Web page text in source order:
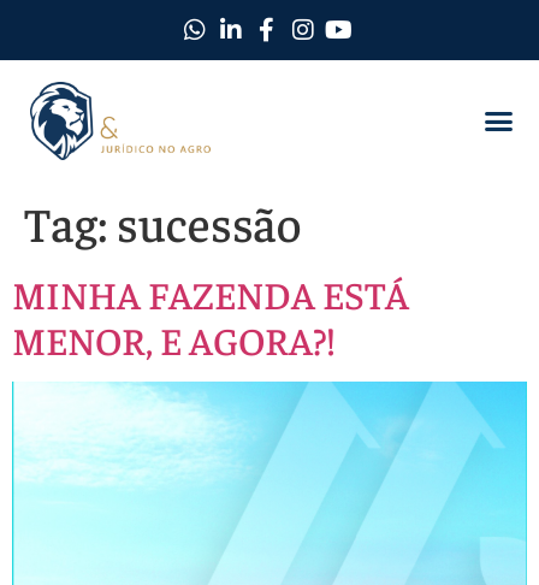
Tag: sucessão
MINHA FAZENDA ESTÁ
MENOR, E AGORA?!